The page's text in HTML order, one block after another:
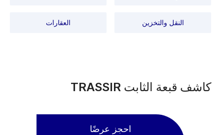
العقارات النقل والتخزين
كاشف قبعة الثابت TRASSIR
احجز عرضًا